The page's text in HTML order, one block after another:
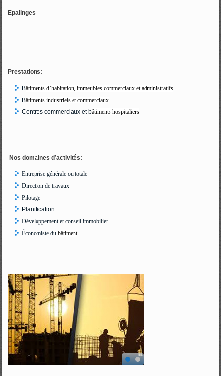
Epalinges
Prestations:
Bâtiments d’habitation, immeubles commerciaux et administratifs
Bâtiments industriels et commerciaux
Centres commerciaux et bâtiments hospitaliers
Nos domaines d’activités:
Entreprise générale ou totale
Direction de travaux
Pilotage
Planification
Développement et conseil immobilier
Économiste dubâtiment